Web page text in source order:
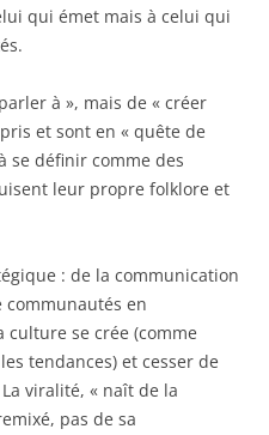
qui émet mais à celui qui
à », mais de « créer
et sont en « quête de
se définir comme des
leur propre folklore et
: de la communication
communautés en
culture se crée (comme
tendances) et cesser de
viralité, « naît de la
pas de sa